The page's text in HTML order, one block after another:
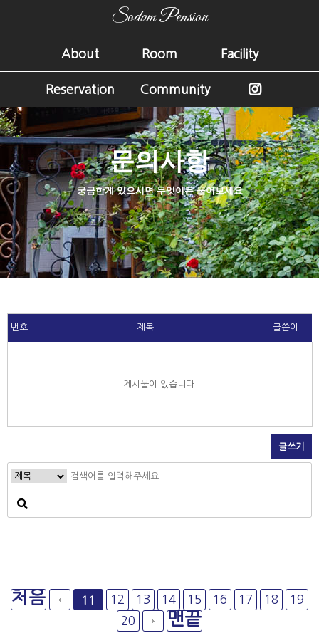
Sodam Pension
About Room Facility
Reservation Community
문의사항
궁금한게 있으시면 무엇이든 물어보세요
번호 제목 글쓴이
게시물이 없습니다.
글쓰기
처음 11 12 13 14 15 16 17 18
19
20
맨끝